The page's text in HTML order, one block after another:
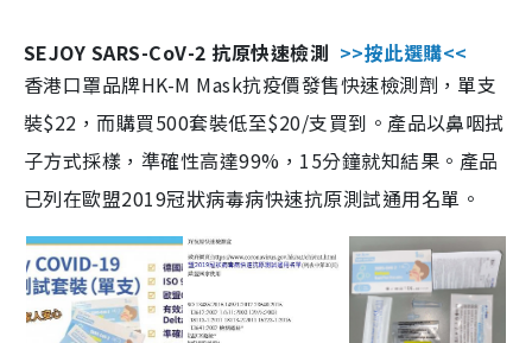
SEJOY SARS-CoV-2 抗原快速檢測 >>按此選購<<
香港口罩品牌HK-M Mask抗疫價發售快速檢測劑，單支
裝$22，而購買500套裝低至$20/支買到。產品以鼻咽拭
子方式採樣，準確性高達99%，15分鐘就知結果。產品
已列在歐盟2019冠狀病毒病快速抗原測試通用名單。